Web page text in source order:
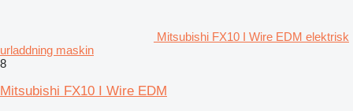
Mitsubishi FX10 I Wire EDM elektrisk
urladdning maskin
8
Mitsubishi FX10 I Wire EDM